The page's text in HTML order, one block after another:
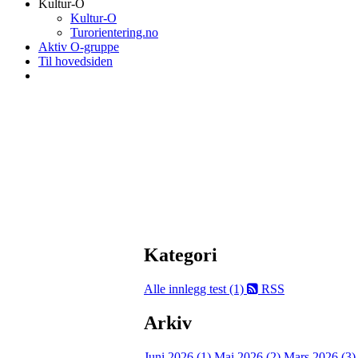
Kultur-O
Kultur-O
Turorientering.no
Aktiv O-gruppe
Til hovedsiden
Kategori
Alle innlegg test (1) RSS
Arkiv